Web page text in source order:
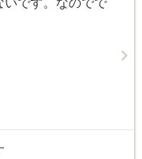
いです。なのでで